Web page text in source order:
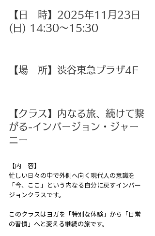
【日　時】2025年11月23日
(日) 14:30〜15:30
【場　所】渋谷東急プラザ4F
【クラス】内なる旅、続けて繋
がる-インバージョン・ジャー
ニー
【内　容】
忙しい⽇々の中で外側へ向く現代人の意識を
「今、ここ」という内なる⾃分に戻すインバー
ジョンクラスです。
このクラスはヨガを「特別な体験」から「⽇常
の習慣」へと変える継続の旅です。